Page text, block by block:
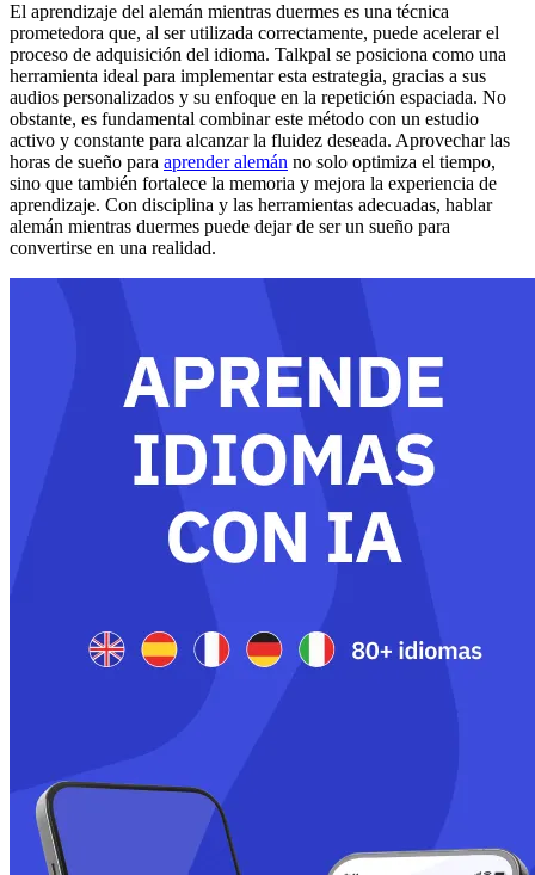
El aprendizaje del alemán mientras duermes es una técnica
prometedora que, al ser utilizada correctamente, puede acelerar el
proceso de adquisición del idioma. Talkpal se posiciona como una
herramienta ideal para implementar esta estrategia, gracias a sus
audios personalizados y su enfoque en la repetición espaciada. No
obstante, es fundamental combinar este método con un estudio
activo y constante para alcanzar la fluidez deseada. Aprovechar las
horas de sueño para aprender alemán no solo optimiza el tiempo,
sino que también fortalece la memoria y mejora la experiencia de
aprendizaje. Con disciplina y las herramientas adecuadas, hablar
alemán mientras duermes puede dejar de ser un sueño para
convertirse en una realidad.